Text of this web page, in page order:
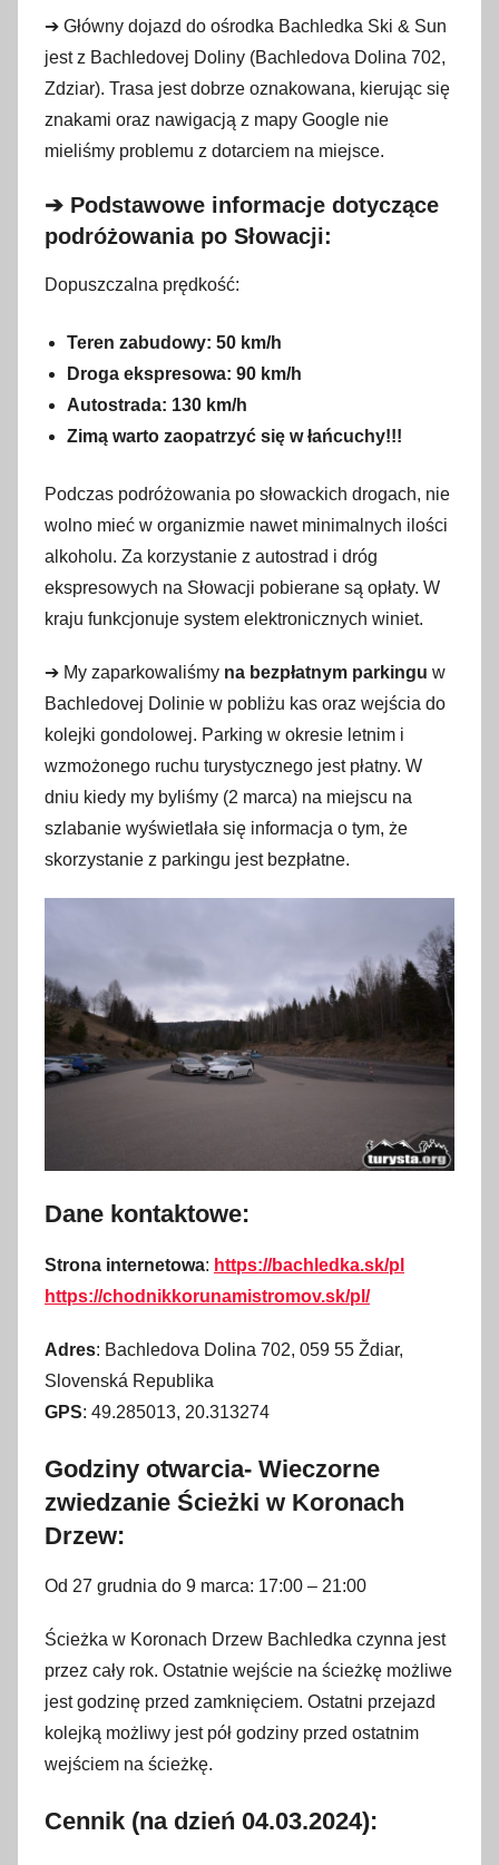
➔ Główny dojazd do ośrodka Bachledka Ski & Sun
jest z Bachledovej Doliny (Bachledova Dolina 702,
Zdziar). Trasa jest dobrze oznakowana, kierując się
znakami oraz nawigacją z mapy Google nie
mieliśmy problemu z dotarciem na miejsce.
➔ Podstawowe informacje dotyczące
podróżowania po Słowacji:
Dopuszczalna prędkość:
Teren zabudowy: 50 km/h
Droga ekspresowa: 90 km/h
Autostrada: 130 km/h
Zimą warto zaopatrzyć się w łańcuchy!!!
Podczas podróżowania po słowackich drogach, nie
wolno mieć w organizmie nawet minimalnych ilości
alkoholu. Za korzystanie z autostrad i dróg
ekspresowych na Słowacji pobierane są opłaty. W
kraju funkcjonuje system elektronicznych winiet.
➔ My zaparkowaliśmy na bezpłatnym parkingu w
Bachledovej Dolinie w pobliżu kas oraz wejścia do
kolejki gondolowej. Parking w okresie letnim i
wzmożonego ruchu turystycznego jest płatny. W
dniu kiedy my byliśmy (2 marca) na miejscu na
szlabanie wyświetlała się informacja o tym, że
skorzystanie z parkingu jest bezpłatne.
Dane kontaktowe:
Strona internetowa: https://bachledka.sk/pl
https://chodnikkorunamistromov.sk/pl/
Adres: Bachledova Dolina 702, 059 55 Ždiar,
Slovenská Republika
GPS: 49.285013, 20.313274
Godziny otwarcia- Wieczorne
zwiedzanie Ścieżki w Koronach
Drzew:
Od 27 grudnia do 9 marca: 17:00 – 21:00
Ścieżka w Koronach Drzew Bachledka czynna jest
przez cały rok. Ostatnie wejście na ścieżkę możliwe
jest godzinę przed zamknięciem. Ostatni przejazd
kolejką możliwy jest pół godziny przed ostatnim
wejściem na ścieżkę.
Cennik (na dzień 04.03.2024):